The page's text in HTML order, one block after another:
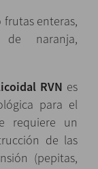
enteras,
de naranja,
RVN es
para el
requiere un
de las
(pepitas,